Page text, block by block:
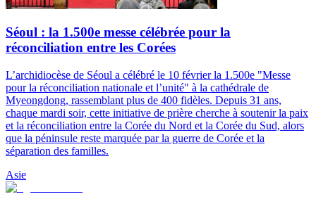
Séoul : la 1.500e messe célébrée pour la
réconciliation entre les Corées
L’archidiocèse de Séoul a célébré le 10 février la 1.500e "Messe
pour la réconciliation nationale et l’unité" à la cathédrale de
Myeongdong, rassemblant plus de 400 fidèles. Depuis 31 ans,
chaque mardi soir, cette initiative de prière cherche à soutenir la paix
et la réconciliation entre la Corée du Nord et la Corée du Sud, alors
que la péninsule reste marquée par la guerre de Corée et la
séparation des familles.
Asie